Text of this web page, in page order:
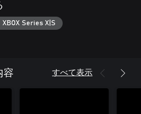
XBOX Series X|S
容 すべて表示